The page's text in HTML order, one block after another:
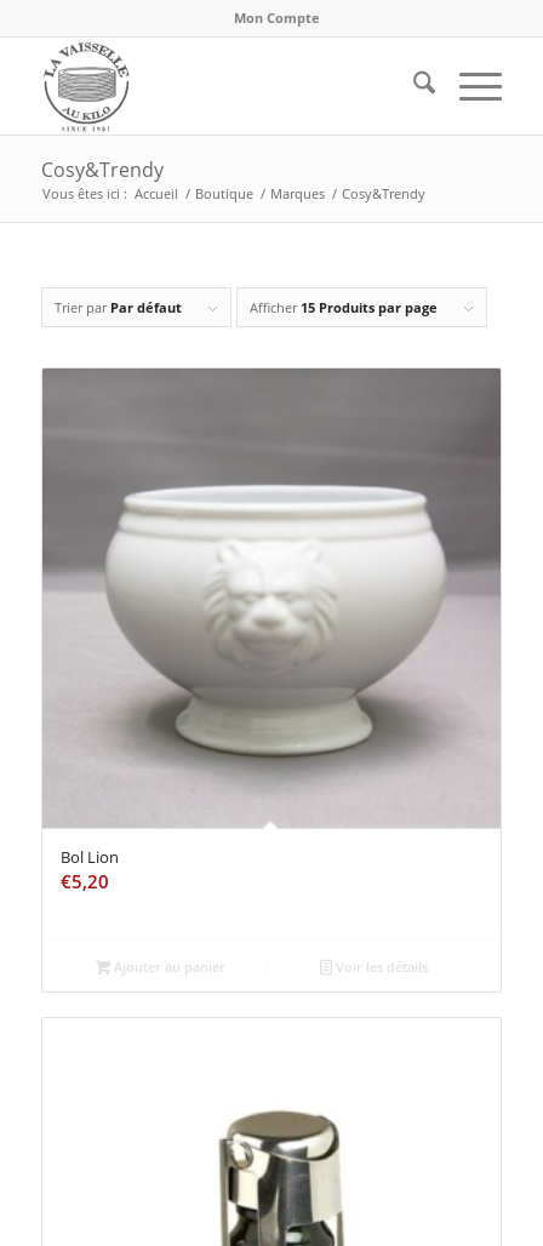
Mon Compte
Cosy&Trendy
Vous êtes ici : Accueil / Boutique / Marques / Cosy&Trendy
Trier par Par défaut Afficher 15 Produits par page
Bol Lion
€5,20
Ajouter au panier Voir les détails